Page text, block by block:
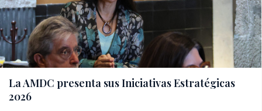
La AMDC presenta sus Iniciativas Estratégicas
2026